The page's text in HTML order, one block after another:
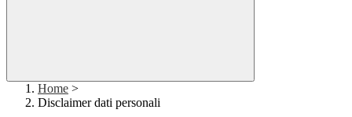
Home >
Disclaimer dati personali